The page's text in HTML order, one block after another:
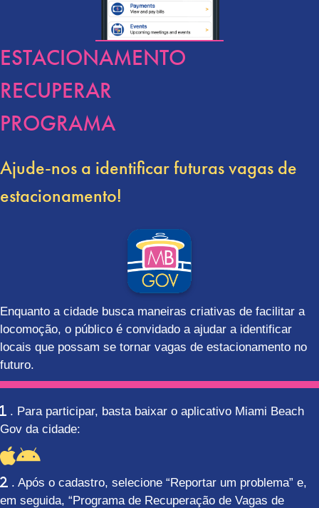
ESTACIONAMENTO
RECUPERAR
PROGRAMA
Ajude-nos a identificar futuras vagas de
estacionamento!
Enquanto a cidade busca maneiras criativas de facilitar a
locomoção, o público é convidado a ajudar a identificar
locais que possam se tornar vagas de estacionamento no
futuro.
. Para participar, basta baixar o aplicativo Miami Beach
Gov da cidade:
Aplicativo Apple para iPhone
Aplicativo Android
. Após o cadastro, selecione “Reportar um problema” e,
em seguida, “Programa de Recuperação de Vagas de